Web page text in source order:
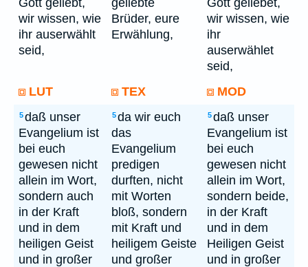
Gott geliebt,
wir wissen, wie
ihr auserwählt
seid,
geliebte
Brüder, eure
Erwählung,
Gott geliebet,
wir wissen, wie
ihr
auserwählet
seid,
LUT
TEX MOD
5daß unser
Evangelium ist
bei euch
gewesen nicht
allein im Wort,
sondern auch
in der Kraft
und in dem
heiligen Geist
und in großer
5da wir euch
das
Evangelium
predigen
durften, nicht
mit Worten
bloß, sondern
mit Kraft und
heiligem Geiste
und großer
5daß unser
Evangelium ist
bei euch
gewesen nicht
allein im Wort,
sondern beide,
in der Kraft
und in dem
Heiligen Geist
und in großer